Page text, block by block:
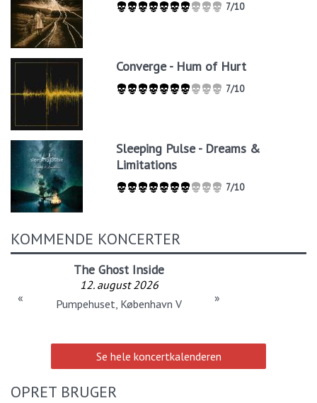
7/10
Converge - Hum of Hurt
7/10
Sleeping Pulse - Dreams &
Limitations
7/10
KOMMENDE KONCERTER
The Ghost Inside
12. august 2026
Pumpehuset, København V
« »
Se hele koncertkalenderen
OPRET BRUGER